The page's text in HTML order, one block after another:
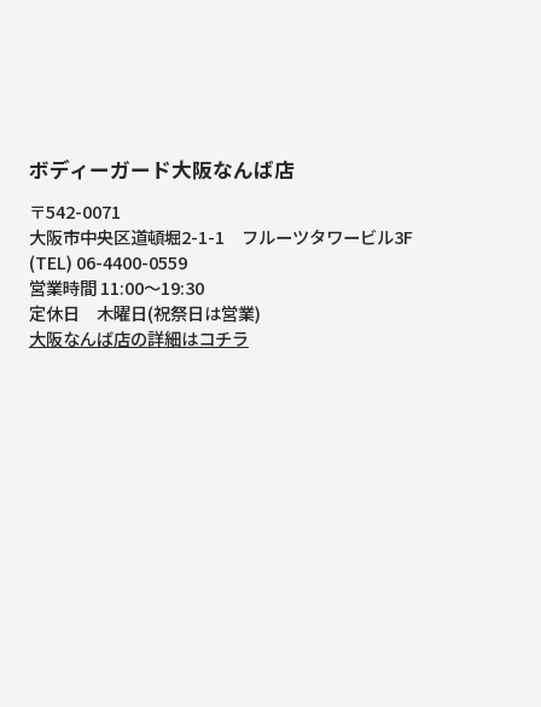
ボディーガード大阪なんば店
〒542-0071
大阪市中央区道頓堀2-1-1
フルーツタワービル3F
(TEL) 06-4400-0559
営業時間 11:00～19:30
定休日 木曜日(祝祭日は営業)
大阪なんば店の詳細はコチラ